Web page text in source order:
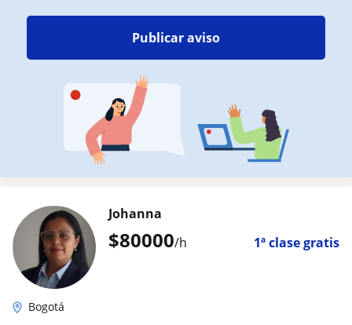
Publicar aviso
$80000/h 1ª clase gratis
Johanna
Bogotá